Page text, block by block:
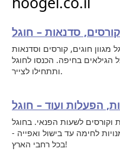
סדנאות – חוגל
מגוון חוגים, קורסים וסדנאות
הגילאים בחיפה. הכנסו לחוגל
ותתחילו לצייר.
הפעלות ועוד – חוגל
לשעות הפנאי. בחוגל
לחימה עד בישול ואפייה -
בכל רחבי הארץ!